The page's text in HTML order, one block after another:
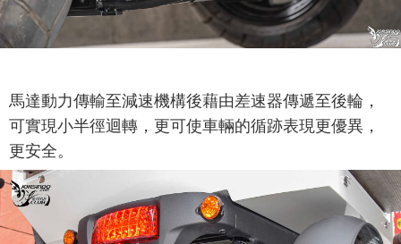
馬達動力傳輸至減速機構後藉由差速器傳遞至後輪，
可實現小半徑迴轉，更可使車輛的循跡表現更優異，
更安全。